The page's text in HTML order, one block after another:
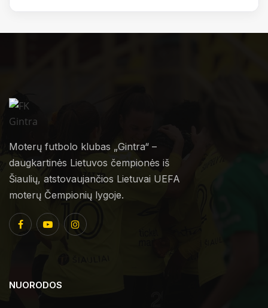
Moterų futbolo klubas „Gintra“ –
daugkartinės Lietuvos čempionės iš
Šiaulių, atstovaujančios Lietuvai UEFA
moterų Čempionių lygoje.
NUORODOS